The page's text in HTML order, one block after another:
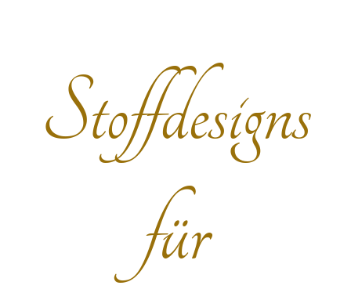
Stoffdesigns
für